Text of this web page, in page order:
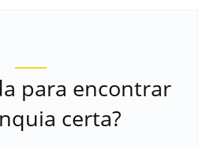
para encontrar
certa?